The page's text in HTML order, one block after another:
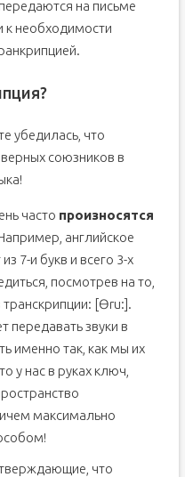
на письме
к необходимости
убедилась, что
союзников в
часто произносятся
английское
7-и букв и всего 3-х
посмотрев на то,
транскрипции: [Ɵru:].
передавать звуки в
именно так, как мы их
у нас в руках ключ,
максимально
что